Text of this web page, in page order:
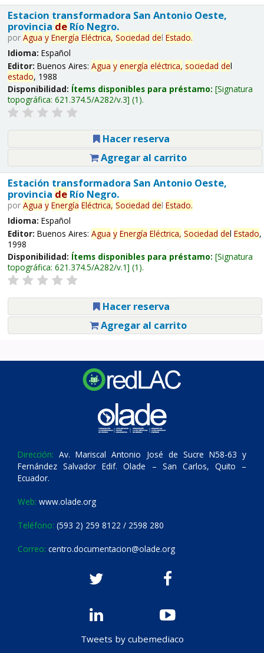
Estacion transformadora San Antonio Oeste,
provincia deRío Negro.
por Agua y Energía Eléctrica, Sociedad del Estado.
Idioma: Español
Editor: Buenos Aires: Agua y energía eléctrica, sociedad del
estado, 1988
Disponibilidad: Ítems disponibles para préstamo: Signatura
topográfica: 621.374.5/A282/v.3 (1).
Hacer reserva
Agregar al carrito
Estación transformadora San Antonio Oeste,
provincia deRío Negro.
por Agua y Energía Eléctrica, Sociedad del Estado.
Idioma: Español
Editor: Buenos Aires: Agua y Energía Eléctrica, Sociedad del Estado,
1998
Disponibilidad: Ítems disponibles para préstamo: Signatura
topográfica: 621.374.5/A282/v.1 (1).
Hacer reserva
Agregar al carrito
Dirección: Av. Mariscal Antonio José de Sucre N58-63 y
Fernández Salvador Edif. Olade – San Carlos, Quito –
Ecuador.
Web: www.olade.org
Teléfono: (593 2) 259 8122 / 2598 280
Correo: centro.documentacion@olade.org
Tweets by cubemediaco